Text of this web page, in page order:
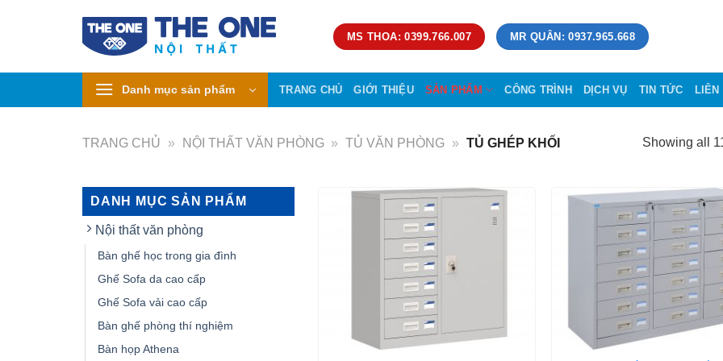
MS THOA: 0399.766.007 MR QUÂN: 0937.965.668
Danh mục sản phẩm TRANG CHỦ GIỚI THIỆU SẢN PHẨM CÔNG TRÌNH DỊCH VỤ TIN TỨC LIÊN
TRANG CHỦ » NỘI THẤT VĂN PHÒNG » TỦ VĂN PHÒNG » TỦ GHÉP KHỐI Showing all
DANH MỤC SẢN PHẨM
Nội thất văn phòng
Bàn ghế học trong gia đình
Ghế Sofa da cao cấp
Ghế Sofa vải cao cấp
Bàn ghế phòng thí nghiệm
Bàn họp Athena